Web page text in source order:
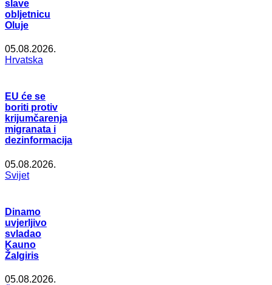
slave
obljetnicu
Oluje
05.08.2026.
Hrvatska
EU će se
boriti protiv
krijumčarenja
migranata i
dezinformacija
05.08.2026.
Svijet
Dinamo
uvjerljivo
svladao
Kauno
Žalgiris
05.08.2026.